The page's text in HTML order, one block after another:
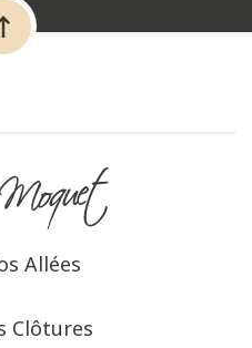
Allées
Clôtures